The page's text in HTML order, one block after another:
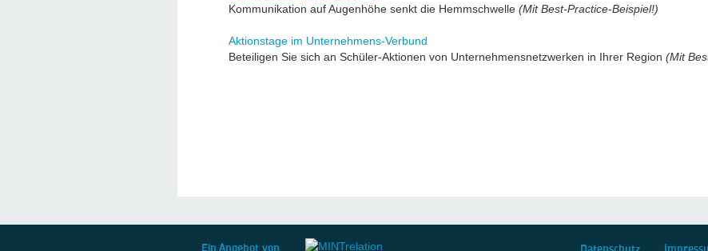
Kommunikation auf Augenhöhe senkt die Hemmschwelle (Mit Best-Practice-Beispiel!)
Aktionstage im Unternehmens-Verbund
Beteiligen Sie sich an Schüler-Aktionen von Unternehmensnetzwerken in Ihrer Region (Mit
Ein Angebot von